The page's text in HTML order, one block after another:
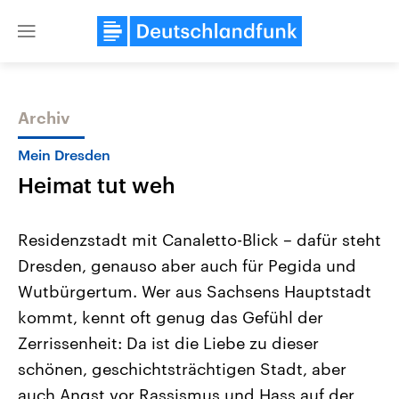
Close
Themen
Landtagswahl Sachsen-Anhalt
2026
Alle Informationen
Sachsen-Anhalt wählt am 6.
September 2026 einen neuen
Landtag. Seit 2021 wird das
Bundesland von einer Koalition aus
USA
Aktuelle Beiträge,
Hintergründe
Wirtschaftlich und
gehören die Vereinigten
den mächtigsten Ländern
mit großem Einfluss auf
Archiv
Mein Dresden
Heimat tut weh
Residenzstadt mit Canaletto-Blick – dafür steht
Dresden, genauso aber auch für Pegida und
Wutbürgertum. Wer aus Sachsens Hauptstadt
kommt, kennt oft genug das Gefühl der
Zerrissenheit: Da ist die Liebe zu dieser
schönen, geschichtsträchtigen Stadt, aber
auch Angst vor Rassismus und Hass auf der